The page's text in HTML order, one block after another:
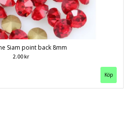
Siam point back 8mm
2.00 kr
Köp